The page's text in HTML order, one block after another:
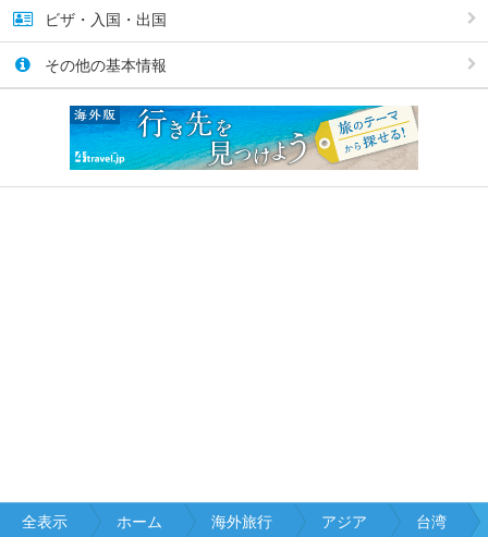
ビザ・入国・出国
その他の基本情報
全表示 ホーム 海外旅行 アジア 台湾